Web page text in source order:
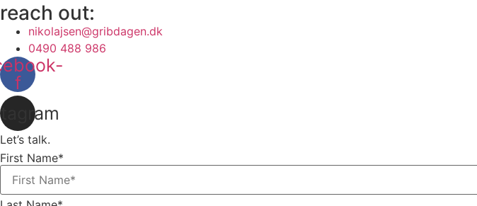
reach out:
nikolajsen@gribdagen.dk
0490 488 986
f
Let’s talk.
First Name*